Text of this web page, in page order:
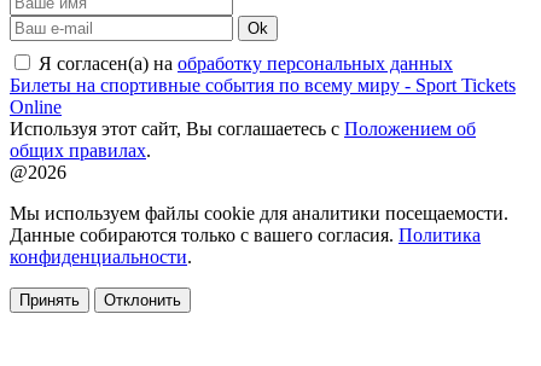
Ok
Я согласен(а) на обработку персональных данных
Билеты на спортивные события по всему миру - Sport Tickets
Online
Используя этот сайт, Вы соглашаетесь с Положением об
общих правилах.
@2026
Мы используем файлы cookie для аналитики посещаемости.
Данные собираются только с вашего согласия. Политика
конфиденциальности.
Принять Отклонить